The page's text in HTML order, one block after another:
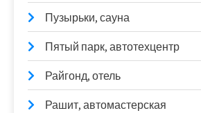
Пузырьки, сауна
Пятый парк, автотехцентр
Райгонд, отель
Рашит, автомастерская